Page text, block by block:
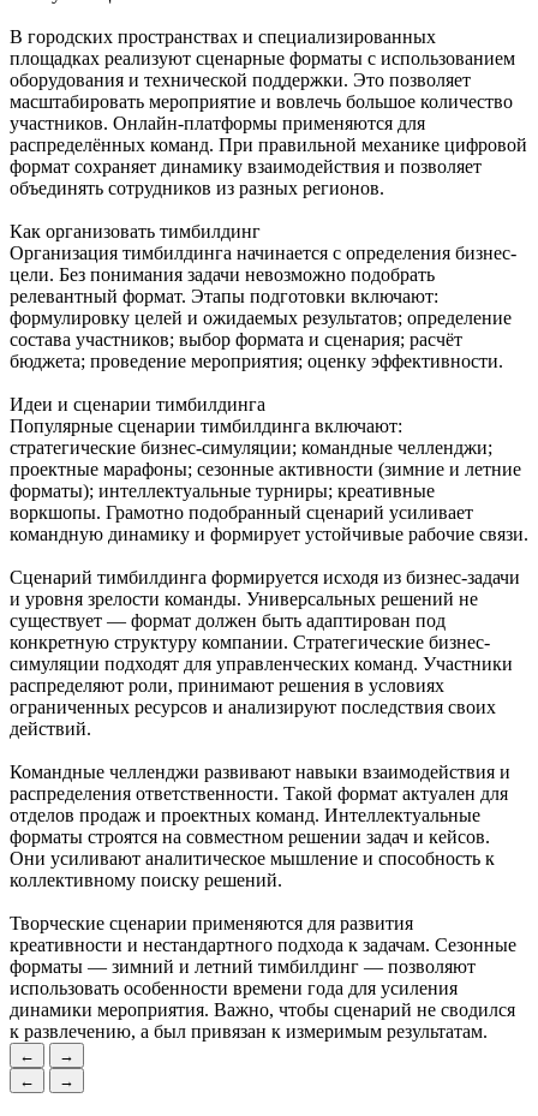
В городских пространствах и специализированных
площадках реализуют сценарные форматы с использованием
оборудования и технической поддержки. Это позволяет
масштабировать мероприятие и вовлечь большое количество
участников. Онлайн-платформы применяются для
распределённых команд. При правильной механике цифровой
формат сохраняет динамику взаимодействия и позволяет
объединять сотрудников из разных регионов.
Как организовать тимбилдинг
Организация тимбилдинга начинается с определения бизнес-
цели. Без понимания задачи невозможно подобрать
релевантный формат. Этапы подготовки включают:
формулировку целей и ожидаемых результатов; определение
состава участников; выбор формата и сценария; расчёт
бюджета; проведение мероприятия; оценку эффективности.
Идеи и сценарии тимбилдинга
Популярные сценарии тимбилдинга включают:
стратегические бизнес-симуляции; командные челленджи;
проектные марафоны; сезонные активности (зимние и летние
форматы); интеллектуальные турниры; креативные
воркшопы. Грамотно подобранный сценарий усиливает
командную динамику и формирует устойчивые рабочие связи.
Сценарий тимбилдинга формируется исходя из бизнес-задачи
и уровня зрелости команды. Универсальных решений не
существует — формат должен быть адаптирован под
конкретную структуру компании. Стратегические бизнес-
симуляции подходят для управленческих команд. Участники
распределяют роли, принимают решения в условиях
ограниченных ресурсов и анализируют последствия своих
действий.
Командные челленджи развивают навыки взаимодействия и
распределения ответственности. Такой формат актуален для
отделов продаж и проектных команд. Интеллектуальные
форматы строятся на совместном решении задач и кейсов.
Они усиливают аналитическое мышление и способность к
коллективному поиску решений.
Творческие сценарии применяются для развития
креативности и нестандартного подхода к задачам. Сезонные
форматы — зимний и летний тимбилдинг — позволяют
использовать особенности времени года для усиления
динамики мероприятия. Важно, чтобы сценарий не сводился
к развлечению, а был привязан к измеримым результатам.
←
→
←
→